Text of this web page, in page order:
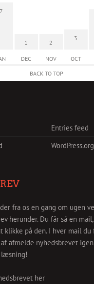
7
1
DEC
2
NOV
3
OCT
BACK TO TOP
Entries feed
WordPress.org
fra os en gang om ugen
herunder. Du får så en
klikke på den. I hver mail du
afmelde nyhedsbrevet
læsning!
her